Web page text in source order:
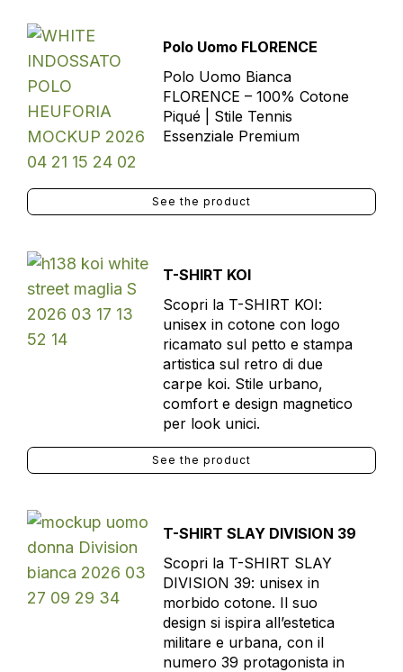
Polo Uomo FLORENCE
Polo Uomo Bianca
FLORENCE – 100% Cotone
Piqué | Stile Tennis
Essenziale Premium
See the product
T-SHIRT KOI
Scopri la T-SHIRT KOI:
unisex in cotone con logo
ricamato sul petto e stampa
artistica sul retro di due
carpe koi. Stile urbano,
comfort e design magnetico
per look unici.
See the product
T-SHIRT SLAY DIVISION 39
Scopri la T-SHIRT SLAY
DIVISION 39: unisex in
morbido cotone. Il suo
design si ispira all’estetica
militare e urbana, con il
numero 39 protagonista in